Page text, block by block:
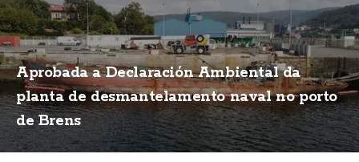
Aprobada a Declaración Ambiental da
planta de desmantelamento naval no porto
de Brens